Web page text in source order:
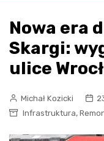
Nowa era
Skargi:
ulice
Michał Kozicki
Infrastruktura,